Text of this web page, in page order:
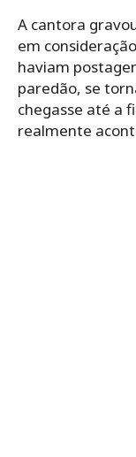
A cantora
em
haviam
paredão, se
chegasse até a
realmente